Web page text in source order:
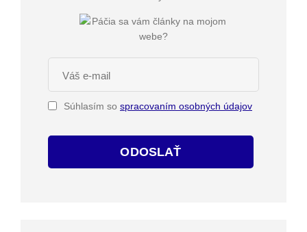
Súhlasím so spracovaním osobných údajov
ODOSLAŤ